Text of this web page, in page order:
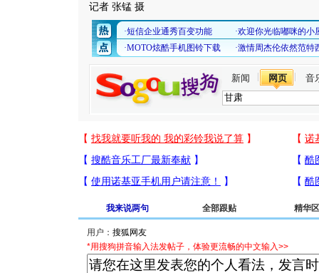
记者 张锰 摄
新闻 网页 音
我来说两句 全部跟贴 精华区
用户：
*用搜狗拼音输入法发帖子，体验更流畅的中文输入>>